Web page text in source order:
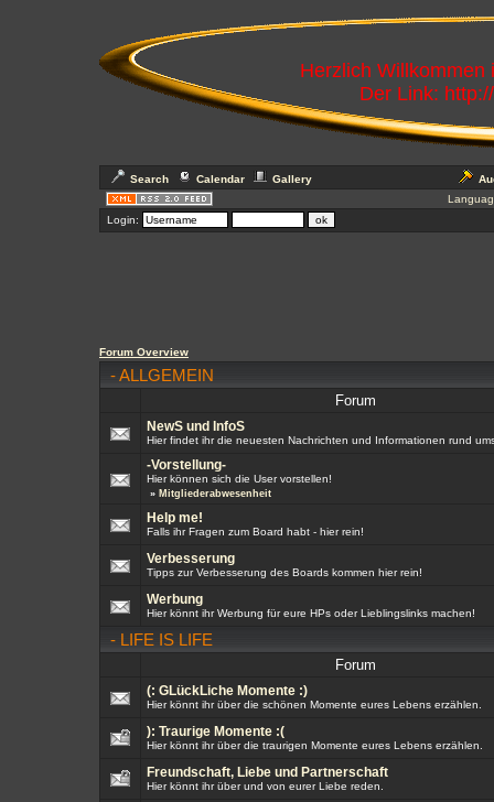
Herzlich
Der Link:
Search Calendar Gallery
Login:
Forum Overview
-ALLGEMEIN
Forum
NewS und InfoS
Hier findet ihr die neuesten Nachrichten und Informationen rund
-Vorstellung-
Hier können sich die User vorstellen!
» Mitgliederabwesenheit
Help me!
Falls ihr Fragen zum Board habt - hier rein!
Verbesserung
Tipps zur Verbesserung des Boards kommen hier rein!
Werbung
Hier könnt ihr Werbung für eure HPs oder Lieblingslinks machen!
- LIFE IS LIFE
Forum
(: GLückLiche Momente :)
Hier könnt ihr über die schönen Momente eures Lebens erzählen.
): Traurige Momente :(
Hier könnt ihr über die traurigen Momente eures Lebens erzählen.
Freundschaft, Liebe und Partnerschaft
Hier könnt ihr über und von eurer Liebe reden.